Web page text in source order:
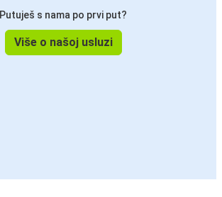
Putuješ s nama po prvi put?
Više o našoj usluzi